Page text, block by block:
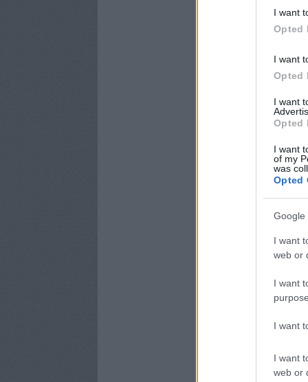
I want
Opted
I want
Opted
I want
Opted
I want
of my
was
Opted
Google
I want
web or
I want
I want
I want
web or